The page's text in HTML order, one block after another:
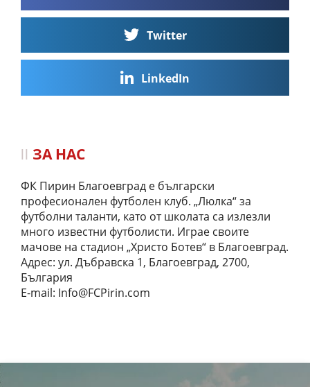
Twitter
LinkedIn
ЗА НАС
ФК Пирин Благоевград е български
професионален футболен клуб. „Люлка“ за
футболни таланти, като от школата са излезли
много известни футболисти. Играе своите
мачове на стадион „Христо Ботев“ в Благоевград.
Адрес: ул. Дъбравска 1, Благоевград, 2700,
България
E-mail: Info@FCPirin.com